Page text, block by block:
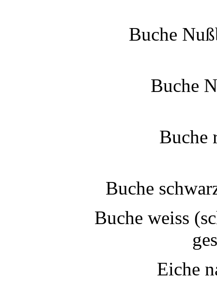
Buche
Buche
Buche
Buche
Buche weiss
Eiche